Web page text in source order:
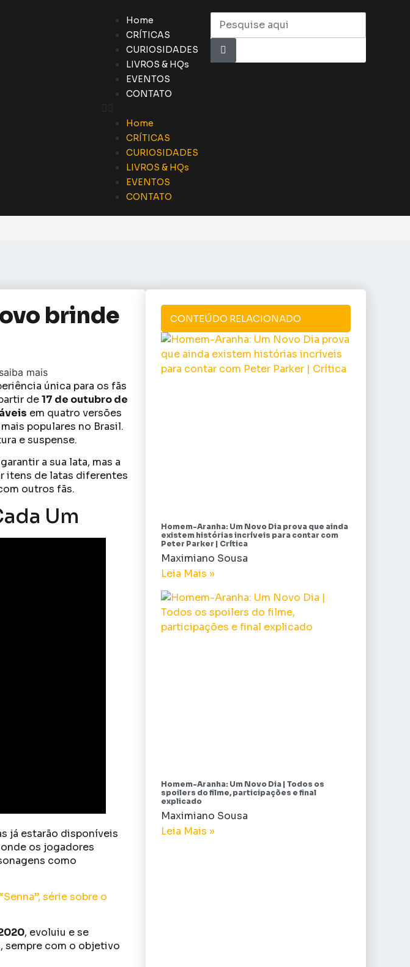
Home
CRÍTICAS
CURIOSIDADES
LIVROS & HQs
EVENTOS
CONTATO
Home
CRÍTICAS
CURIOSIDADES
LIVROS & HQs
EVENTOS
CONTATO
brinde
única para os fãs
de17 de outubro de
em quatro versões
populares no Brasil.
e suspense.
a sua lata, mas a
itens de latas diferentes
outros fãs.
Um
já estarão disponíveis
os jogadores
como
série sobre o
, evoluiu e se
sempre com o objetivo
CONTEÚDO RELACIONADO
Homem-Aranha: Um Novo Dia prova que ainda
existem histórias incríveis para contar com
Peter Parker | Crítica
Maximiano Sousa
Leia Mais »
Homem-Aranha: Um Novo Dia | Todos os
spoilers do filme, participações e final
explicado
Maximiano Sousa
Leia Mais »